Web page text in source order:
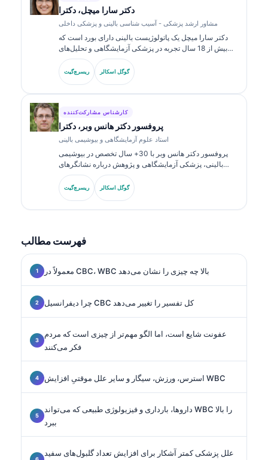
دکتر سارا میچل، دکترا
مشاور ارشد پزشکی - آسیب شناسی بالینی و پزشکی داخلی
دکتر سارا میچل یک پاتولوژیست بالینی دارای بورد است که
بیش از 18 سال تجربه در پزشکی آزمایشگاهی و تحلیل‌های
تشخیصی دارد. او گواهی‌های تخصصی در شیمی بالینی دارد و
در زمینه پنل‌های نشانگر زیستی و تحلیل‌های آزمایشگاهی در
ریسرچ‌گیت گوگل اسکالر
کارشناس مشارکت‌کننده
پروفسور دکتر هانس وبر، دکترا
استاد علوم آزمایشگاهی و بیوشیمی بالینی
پروفسور دکتر هانس وبر با 30+ سال تخصص در بیوشیمی
بالینی، پزشکی آزمایشگاهی و پژوهش درباره نشانگرهای
زیستی به این حوزه می‌پردازد. او پیش‌تر رئیس انجمن شیمی
بالینی آلمان بوده و در تحلیل پنل‌های تشخیصی،
استانداردسازی نشانگرهای زیستی و پزشکی آزمایشگاهی با
ریسرچ‌گیت گوگل اسکالر
فهرست مطالب
معمولاً در CBC، WBC بالا چه چیزی را نشان می‌دهد
چرا دیفرانسیل CBC کل تفسیر را تغییر می‌دهد
عفونت شایع است، اما الگو مهم‌تر از چیزی است که مردم
فکر می‌کنند
استرس، ورزش، سیگار و سایر علل موقتیِ افزایش WBC
داروها، بارداری و فیزیولوژی طبیعی که می‌تواند WBC را بالا
ببرد
علل پزشکی کمتر آشکار برای افزایش تعداد گلبول‌های سفید